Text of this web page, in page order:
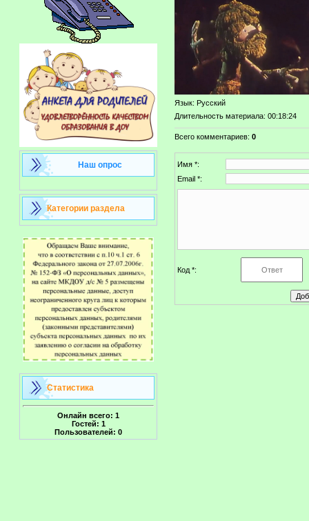
Наш опрос
Категории раздела
Статистика
Онлайн всего: 1
Гостей: 1
Пользователей: 0
Язык: Русский
Длительность материала: 00:18:24
Всего комментариев: 0
Имя *:
Email *:
Код *: